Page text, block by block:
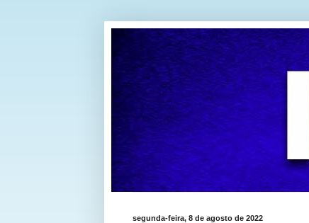
segunda-feira, 8 de agosto de 2022